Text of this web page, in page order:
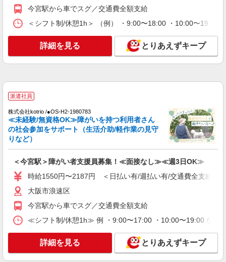
大阪市浪速区
今宮駅から車でスグ／交通費全額支給
＜シフト制/休憩1h＞ （例） ・9:00〜18:00 ・10:00〜19:00
詳細を見る とりあえずキープ
派遣社員
株式会社kotrio /●OS-H2-1980783
≪未経験/無資格OK≫障がいを持つ利用者さん
の社会参加をサポート（生活介助/軽作業の見守
りなど）
＜今宮駅＞障がい者支援員募集！≪面接なし≫≪週3日OK≫
時給1550円〜2187円 ＜日払い有/週払い有/交通費全支給(ガ
大阪市浪速区
今宮駅から車でスグ／交通費全額支給
≪シフト制/休憩1h≫ 例 ・9:00〜17:00 ・10:00〜19:00 など
詳細を見る とりあえずキープ